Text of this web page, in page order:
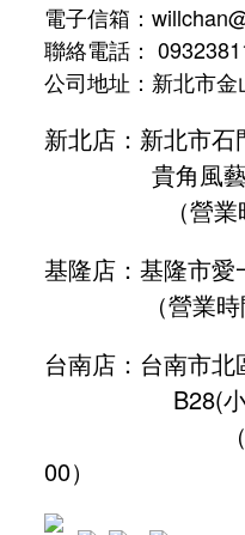
電子信箱：
聯絡電話：
公司地址：新北市
新北店：新北市
貴角風藝術
（營業時間
基隆店：基隆市愛
（營業時
台南店：台南市
B28(
00）